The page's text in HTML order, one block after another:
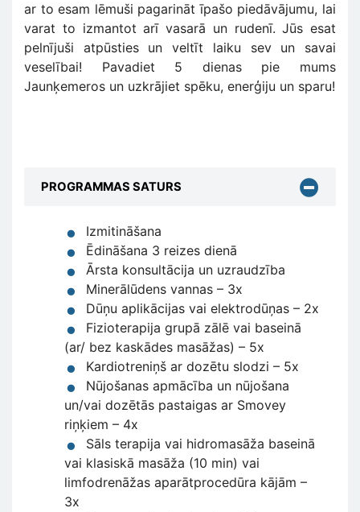
ar to esam lēmuši pagarināt īpašo piedāvājumu, lai
varat to izmantot arī vasarā un rudenī. Jūs esat
pelnījuši atpūsties un veltīt laiku sev un savai
veselībai! Pavadiet 5 dienas pie mums
Jaunķemeros un uzkrājiet spēku, enerģiju un sparu!
PROGRAMMAS SATURS
Izmitināšana
Ēdināšana 3 reizes dienā
Ārsta konsultācija un uzraudzība
Minerālūdens vannas – 3x
Dūņu aplikācijas vai elektrodūņas – 2x
Fizioterapija grupā zālē vai baseinā
(ar/ bez kaskādes masāžas) – 5x
Kardiotreniņš ar dozētu slodzi – 5x
Nūjošanas apmācība un nūjošana
un/vai dozētās pastaigas ar Smovey
riņķiem – 4x
Sāls terapija vai hidromasāža baseinā
vai klasiskā masāža (10 min) vai
limfodrenāžas aparātprocedūra kājām –
3x